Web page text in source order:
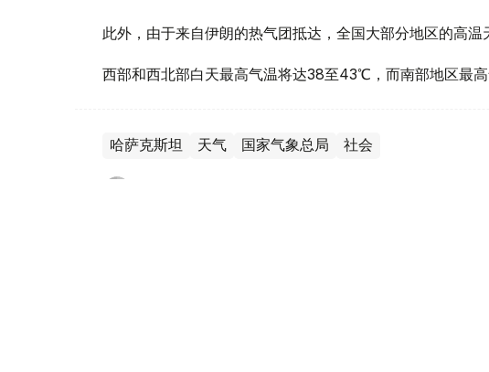
此外，由于来自伊朗的热气团抵达，全国大部分地区的高温
西部和西北部白天最高气温将达38至43℃，而南部地区最
哈萨克斯坦 天气 国家气象总局 社会